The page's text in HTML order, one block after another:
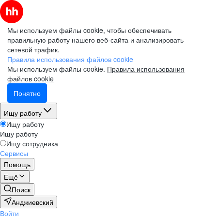
Мы используем файлы cookie, чтобы обеспечивать
правильную работу нашего веб-сайта и анализировать
сетевой трафик.
Правила использования файлов cookie
Мы используем файлы cookie. Правила использования
файлов cookie
Понятно
Ищу работу
Ищу работу
Ищу работу
Ищу сотрудника
Сервисы
Помощь
Ещё
Поиск
Анджиевский
Войти